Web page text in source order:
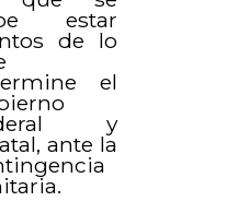
estar
de lo
el
y
ante la